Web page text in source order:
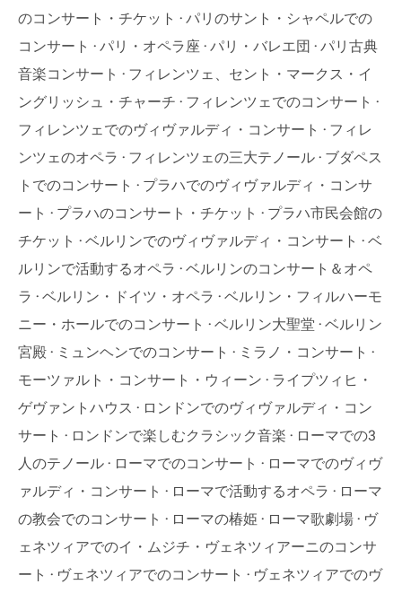
のコンサート・チケット
パリのサント・シャペルでの
コンサート
パリ・オペラ座 パリ・バレエ団
パリ古典
音楽コンサート
フィレンツェ、セント・マークス・イ
ングリッシュ・チャーチ
フィレンツェでのコンサート
フィレンツェでのヴィヴァルディ・コンサート
フィレ
ンツェのオペラ
フィレンツェの三大テノール
ブダペス
トでのコンサート
プラハでのヴィヴァルディ・コンサ
ート
プラハのコンサート・チケット
プラハ市民会館の
チケット
ベルリンでのヴィヴァルディ・コンサート
ベ
ルリンで活動するオペラ
ベルリンのコンサート＆オペ
ラ
ベルリン・ドイツ・オペラ
ベルリン・フィルハーモ
ニー・ホールでのコンサート
ベルリン大聖堂
ベルリン
宮殿
ミュンヘンでのコンサート
ミラノ・コンサート
モーツァルト・コンサート・ウィーン
ライプツィヒ・
ゲヴァントハウス
ロンドンでのヴィヴァルディ・コン
サート
ロンドンで楽しむクラシック音楽
ローマでの3
人のテノール
ローマでのコンサート
ローマでのヴィヴ
ァルディ・コンサート
ローマで活動するオペラ
ローマ
の教会でのコンサート
ローマの椿姫 ローマ歌劇場
ヴ
ェネツィアでのイ・ムジチ・ヴェネツィアーニのコンサ
ート
ヴェネツィアでのコンサート
ヴェネツィアでのヴ